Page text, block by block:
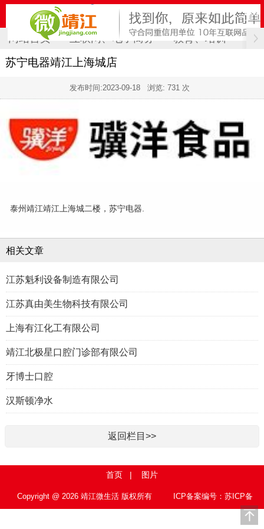
网站首页 互联网、电子商务 教育、培训 计
苏宁电器靖江上海城店
发布时间:2023-09-18 浏览: 731 次
泰州靖江靖江上海城二楼，苏宁电器.
相关文章
江苏魁利设备制造有限公司
江苏真由美生物科技有限公司
上海有江化工有限公司
靖江北极星口腔门诊部有限公司
牙博士口腔
汉斯顿净水
返回栏目>>
首页 | 图片
Copyright @ 2026 靖江微生活 版权所有
ICP备案编号：苏ICP备
15010767号